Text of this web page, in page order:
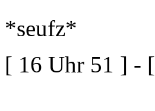
*seufz*
[ 16 Uhr 51 ] - [